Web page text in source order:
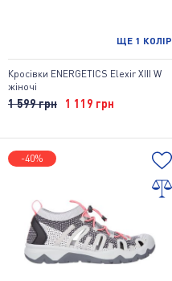
ЩЕ 1 КОЛІР
Кросівки ENERGETICS Elexir XIII W
жіночі
1 599 грн 1 119 грн
-40%